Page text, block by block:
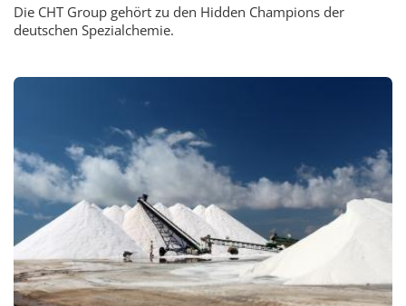
Die CHT Group gehört zu den Hidden Champions der
deutschen Spezialchemie.